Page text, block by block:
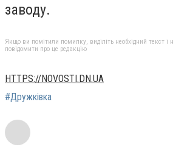
заводу.
Якщо ви помітили помилку, виділіть необхідний текст і
повідомити про це редакцію
HTTPS://NOVOSTI.DN.UA
#Дружківка